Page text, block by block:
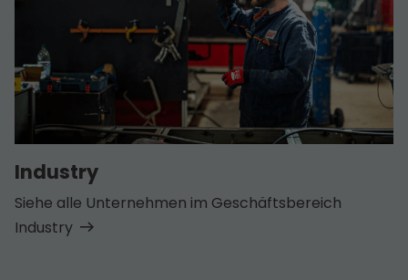
Industry
Siehe alle Unternehmen im Geschäfts­bereich
Industry